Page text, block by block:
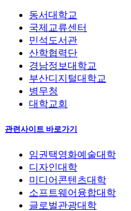
동서대학교
국제교류센터
민석도서관
산학협력단
경남정보대학교
부산디지털대학교
병무청
대학교회
관련사이트 바로가기
임권택영화예술대학
디자인대학
미디어콘텐츠대학
소프트웨어융합대학
글로벌관광대학